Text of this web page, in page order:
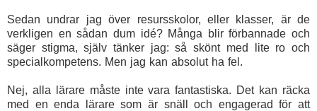
Sedan undrar jag över resursskolor, eller klasser, är de
verkligen en sådan dum idé? Många blir förbannade och
säger stigma, själv tänker jag: så skönt med lite ro och
specialkompetens. Men jag kan absolut ha fel.
Nej, alla lärare måste inte vara fantastiska. Det kan räcka
med en enda lärare som är snäll och engagerad för att